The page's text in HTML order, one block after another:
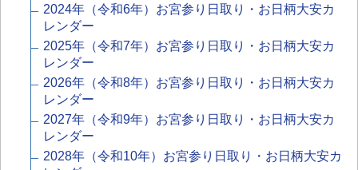
2024年（令和6年）お宮参り日取り・お日柄大安カ
レンダー
2025年（令和7年）お宮参り日取り・お日柄大安カ
レンダー
2026年（令和8年）お宮参り日取り・お日柄大安カ
レンダー
2027年（令和9年）お宮参り日取り・お日柄大安カ
レンダー
2028年（令和10年）お宮参り日取り・お日柄大安カ